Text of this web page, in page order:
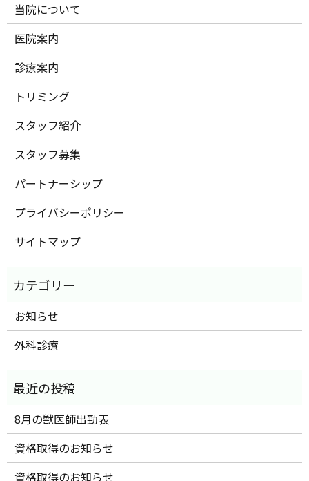
当院について
医院案内
診療案内
トリミング
スタッフ紹介
スタッフ募集
パートナーシップ
プライバシーポリシー
サイトマップ
お知らせ
外科診療
8月の獣医師出勤表
資格取得のお知らせ
資格取得のお知らせ